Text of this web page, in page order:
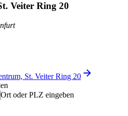
Veiter Ring 20
St. Veiter Ring 20
Ort oder PLZ eingeben